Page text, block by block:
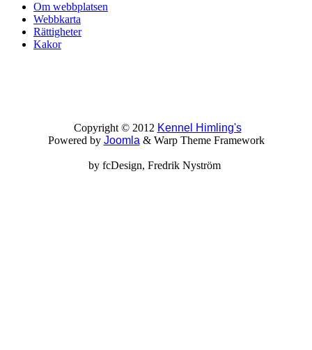
Om webbplatsen
Webbkarta
Rättigheter
Kakor
Copyright © 2012 Kennel Himling's
Powered by Joomla & Warp Theme Framework
by fcDesign, Fredrik Nyström